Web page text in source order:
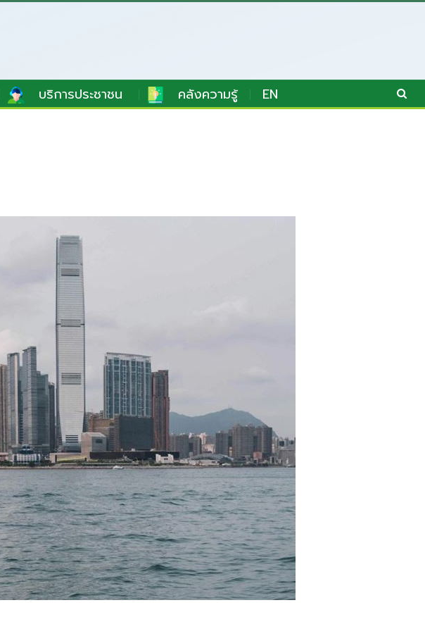
บริการประชาชน คลังความรู้ EN